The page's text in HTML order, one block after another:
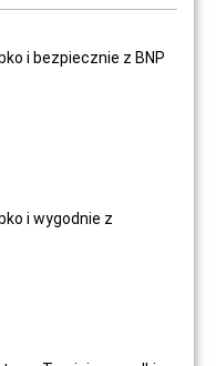
i bezpiecznie z BNP
i wygodnie z